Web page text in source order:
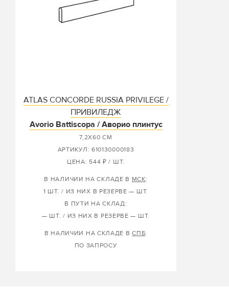
ATLAS CONCORDE RUSSIA PRIVILEGE /
ПРИВИЛЕДЖ
Avorio Battiscopa / Аворио плинтус
7,2X60 СМ
АРТИКУЛ: 610130000183
ЦЕНА: 544 ₽ / ШТ.
В НАЛИЧИИ НА СКЛАДЕ В МСК:
1 ШТ. / ИЗ НИХ В РЕЗЕРВЕ — ШТ.
В ПУТИ НА СКЛАД:
— ШТ. / ИЗ НИХ В РЕЗЕРВЕ — ШТ.
В НАЛИЧИИ НА СКЛАДЕ ВСПБ:
ПО ЗАПРОСУ